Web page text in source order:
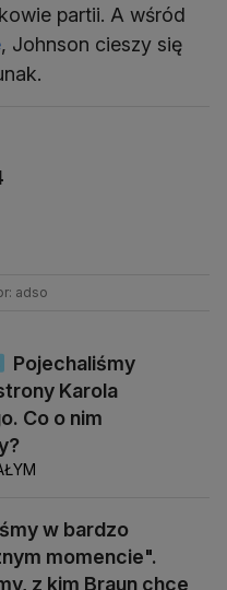
partii. A wśród
, Johnson cieszy się
adso
Pojechaliśmy
Karola
Co o nim
w bardzo
momencie".
z kim Braun chce